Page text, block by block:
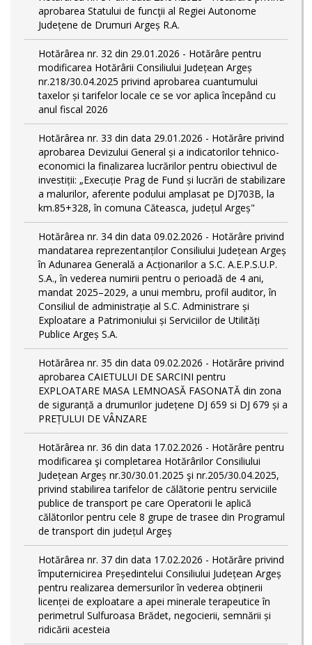
aprobarea Statului de funcţii al Regiei Autonome
Județene de Drumuri Argeș R.A.
Hotărârea nr. 32 din 29.01.2026 - Hotărâre pentru
modificarea Hotărârii Consiliului Județean Argeș
nr.218/30.04.2025 privind aprobarea cuantumului
taxelor și tarifelor locale ce se vor aplica începând cu
anul fiscal 2026
Hotărârea nr. 33 din data 29.01.2026 - Hotărâre privind
aprobarea Devizului General și a indicatorilor tehnico-
economici la finalizarea lucrărilor pentru obiectivul de
investiții: „Execuție Prag de Fund și lucrări de stabilizare
a malurilor, aferente podului amplasat pe DJ703B, la
km.85+328, în comuna Căteasca, județul Argeș"
Hotărârea nr. 34 din data 09.02.2026 - Hotărâre privind
mandatarea reprezentanților Consiliului Județean Argeș
în Adunarea Generală a Acționarilor a S.C. A.E.P.S.U.P.
S.A., în vederea numirii pentru o perioadă de 4 ani,
mandat 2025–2029, a unui membru, profil auditor, în
Consiliul de administrație al S.C. Administrare și
Exploatare a Patrimoniului și Serviciilor de Utilități
Publice Argeș S.A.
Hotărârea nr. 35 din data 09.02.2026 - Hotărâre privind
aprobarea CAIETULUI DE SARCINI pentru
EXPLOATARE MASA LEMNOASĂ FASONATĂ din zona
de siguranță a drumurilor județene DJ 659 si DJ 679 și a
PREȚULUI DE VÂNZARE
Hotărârea nr. 36 din data 17.02.2026 - Hotărâre pentru
modificarea şi completarea Hotărârilor Consiliului
Județean Argeș nr.30/30.01.2025 şi nr.205/30.04.2025,
privind stabilirea tarifelor de călătorie pentru serviciile
publice de transport pe care Operatorii le aplică
călătorilor pentru cele 8 grupe de trasee din Programul
de transport din județul Argeş
Hotărârea nr. 37 din data 17.02.2026 - Hotărâre privind
împuternicirea Președintelui Consiliului Județean Argeș
pentru realizarea demersurilor în vederea obținerii
licenței de exploatare a apei minerale terapeutice în
perimetrul Sulfuroasa Brădet, negocierii, semnării și
ridicării acesteia